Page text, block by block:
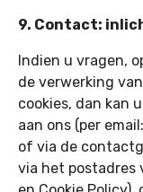
9. Contact:
Indien u vragen,
de verwerking
cookies, dan kan
aan ons (per
of via de
via het postadres